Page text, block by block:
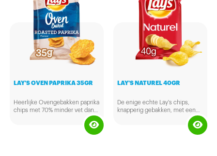
LAY'S OVEN PAPRIKA 35GR
Heerlijke Ovengebakken paprika
chips met 70% minder vet dan
normale chips. Nog een reden
om extra te genieten van deze
beetje zoete en lekker gekruide
LAY'S NATUREL 40GR
De enige echte Lay's chips,
knapperig gebakken, met een